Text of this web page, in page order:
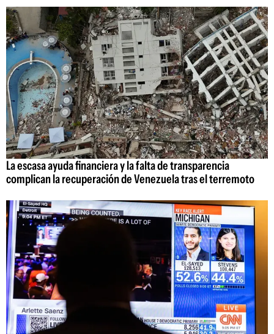
La escasa ayuda financiera y la falta de transparencia
complican la recuperación de Venezuela tras el terremoto